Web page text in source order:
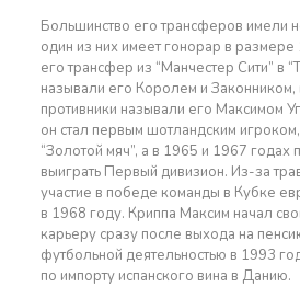
Большинство его трансферов имели
один из них имеет гонорар в размере
его трансфер из “Манчестер Сити” в
называли его Королем и Законником,
противники называли его Максимом
он стал первым шотландским
“Золотой мяч”, а в 1965 и 1967 годах
выиграть Первый дивизион. Из-за
участие в победе команды в Кубке
в 1968 году. Криппа Максим начал
карьеру сразу после выхода на
футбольной деятельностью в 1993
по импорту испанского вина в Данию.